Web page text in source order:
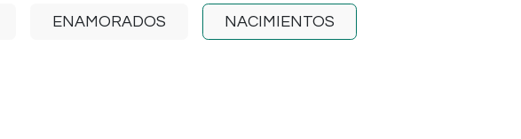
ENAMORADOS NACIMIENTOS